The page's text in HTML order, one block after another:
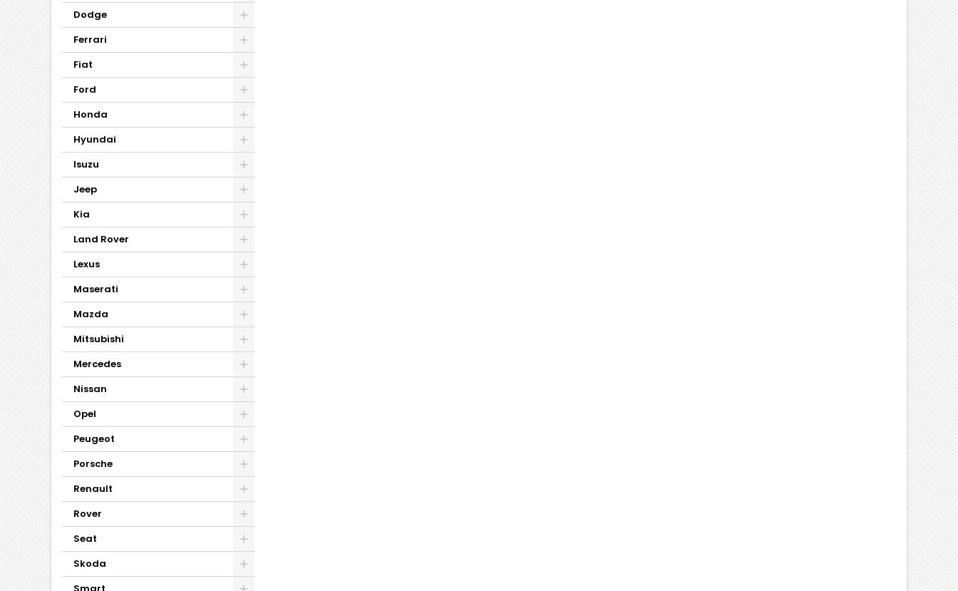
Dodge
Ferrari
Fiat
Ford
Honda
Hyundai
Isuzu
Jeep
Kia
Land Rover
Lexus
Maserati
Mazda
Mitsubishi
Mercedes
Nissan
Opel
Peugeot
Porsche
Renault
Rover
Seat
Skoda